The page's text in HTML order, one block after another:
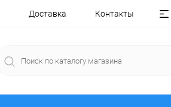
Доставка Контакты